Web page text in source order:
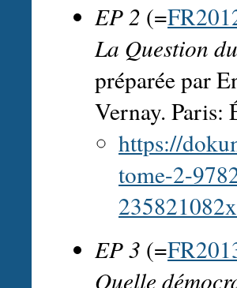
EP 2 (=
La Question
préparée par
Vernay. Paris:
https://
tome-2-
EP 3 (=
Quelle